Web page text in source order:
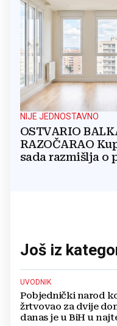
NIJE JEDNOSTAVNO
OSTVARIO
RAZOČARAO
sada razmišlja o
Još iz
UVODNIK
Pobjednički narod
žrtvovao za dvije
danas je u BiH u